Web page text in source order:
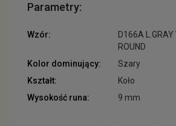
Parametry:
Wzór:
D166A L.GRAY
ROUND
Kolor dominujący:
Szary
Kształt:
Koło
Wysokość runa:
9 mm